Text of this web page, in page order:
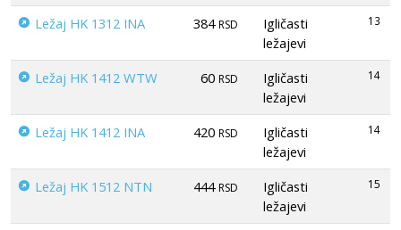
Ležaj HK 1312 INA 384RSD
Igličasti
ležajevi
13
Ležaj HK 1412 WTW 60 RSD
Igličasti
ležajevi
14
Ležaj HK 1412 INA 420 RSD
Igličasti
ležajevi
14
Ležaj HK 1512 NTN 444 RSD
Igličasti
ležajevi
15